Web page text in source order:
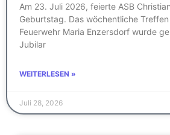
Am 23. Juli 2026, feierte ASB
Geburtstag. Das wöchentliche
Feuerwehr Maria Enzersdorf wurde
Jubilar
WEITERLESEN »
Juli 28, 2026